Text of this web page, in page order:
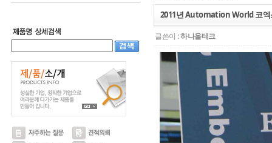
2011년 Automation World 코엑
글쓴이 :하나올테크